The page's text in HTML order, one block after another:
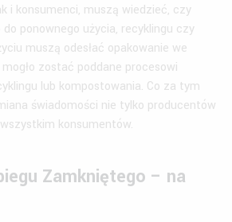
i konsumenci, muszą wiedzieć, czy
ponownego użycia, recyklingu czy
muszą odesłać opakowanie we
zostać poddane procesowi
lub kompostowania. Co za tym
świadomości nie tylko producentów
konsumentów.
Zamkniętego – na